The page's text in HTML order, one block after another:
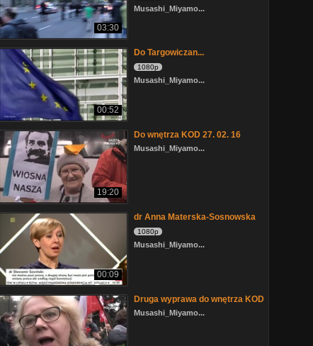
03:30
Musashi_Miyamo...
00:52
Do Targowiczan...
1080p
Musashi_Miyamo...
19:20
Do wnętrza KOD 27. 02. 16
Musashi_Miyamo...
00:09
dr Anna Materska-Sosnowska
1080p
Musashi_Miyamo...
Druga wyprawa do wnętrza KOD
Musashi_Miyamo...